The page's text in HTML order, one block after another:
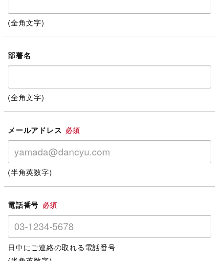
(全角文字)
部署名
(全角文字)
メールアドレス 必須
(半角英数字)
電話番号 必須
日中にご連絡の取れる電話番号